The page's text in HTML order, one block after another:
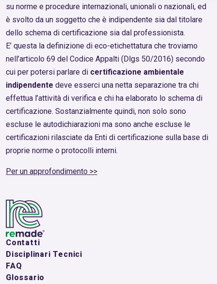
su norme e procedure internazionali, unionali o nazionali, ed
è svolto da un soggetto che è indipendente sia dal titolare
dello schema di certificazione sia dal professionista.
E’ questa la definizione di eco-etichettatura che troviamo
nell’articolo 69 del Codice Appalti (Dlgs 50/2016) secondo
cui per potersi parlare di certificazione ambientale
indipendente deve esserci una netta separazione tra chi
effettua l’attività di verifica e chi ha elaborato lo schema di
certificazione. Sostanzialmente quindi, non solo sono
escluse le autodichiarazioni ma sono anche escluse le
certificazioni rilasciate da Enti di certificazione sulla base di
proprie norme o protocolli interni.
Per un approfondimento >>
Contatti
Disciplinari Tecnici
FAQ
Glossario